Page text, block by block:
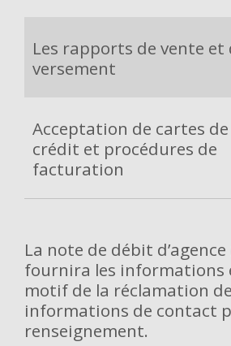
Les rapports de vente et
versement
Acceptation de cartes de
crédit et procédures de
facturation
La note de débit
fournira les informations
motif de la réclamation
informations de contact
renseignement.